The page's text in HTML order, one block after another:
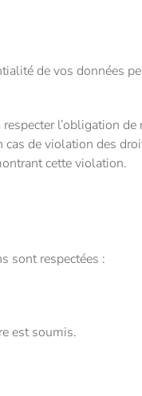
de vos données
l’obligation
de violation des
cette violation.
sont respectées :
est soumis.